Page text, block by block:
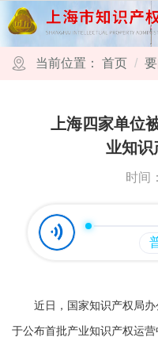
跳转到网站导航区 跳转到主
当前位置： 首页
上海四家单位
业知识
时间
近日，国家知识产权局办
于公布首批产业知识产权运